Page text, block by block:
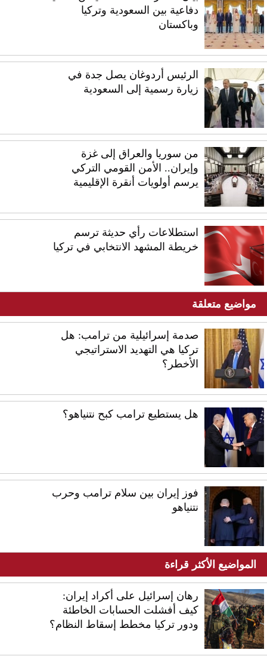
دفاعية بين السعودية وتركيا
وباكستان
الرئيس أردوغان يصل جدة في
زيارة رسمية إلى السعودية
من سوريا والعراق إلى غزة
وإيران.. الأمن القومي التركي
يرسم أولويات أنقرة الإقليمية
استطلاعات رأي حديثة ترسم
خريطة المشهد الانتخابي في تركيا
مواضيع متعلقة
صدمة إسرائيلية من ترامب: هل
تركيا هي التهديد الاستراتيجي
الأخطر؟
هل يستطيع ترامب كبح نتنياهو؟
فوز إيران بين سلام ترامب وحرب
نتنياهو
المواضيع الأكثر قراءة
رهان إسرائيل على أكراد إيران:
كيف أفشلت الحسابات الخاطئة
ودور تركيا مخطط إسقاط النظام؟